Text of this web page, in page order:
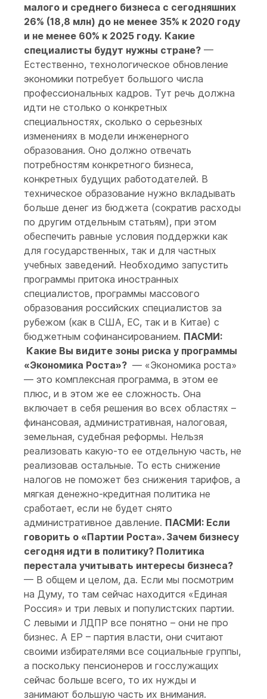
малого и среднего бизнеса с сегодняшних
26% (18,8 млн) до не менее 35% к 2020 году
и не менее 60% к 2025 году. Какие
специалисты будут нужны стране? —
Естественно, технологическое обновление
экономики потребует большого числа
профессиональных кадров. Тут речь должна
идти не столько о конкретных
специальностях, сколько о серьезных
изменениях в модели инженерного
образования. Оно должно отвечать
потребностям конкретного бизнеса,
конкретных будущих работодателей. В
техническое образование нужно вкладывать
больше денег из бюджета (сократив расходы
по другим отдельным статьям), при этом
обеспечить равные условия поддержки как
для государственных, так и для частных
учебных заведений. Необходимо запустить
программы притока иностранных
специалистов, программы массового
образования российских специалистов за
рубежом (как в США, ЕС, так и в Китае) с
бюджетным софинансированием. ПАСМИ:
Какие Вы видите зоны риска у программы
«Экономика Роста»? — «Экономика роста»
— это комплексная программа, в этом ее
плюс, и в этом же ее сложность. Она
включает в себя решения во всех областях –
финансовая, административная, налоговая,
земельная, судебная реформы. Нельзя
реализовать какую-то ее отдельную часть, не
реализовав остальные. То есть снижение
налогов не поможет без снижения тарифов, а
мягкая денежно-кредитная политика не
сработает, если не будет снято
административное давление. ПАСМИ: Если
говорить о «Партии Роста». Зачем бизнесу
сегодня идти в политику? Политика
перестала учитывать интересы бизнеса?
— В общем и целом, да. Если мы посмотрим
на Думу, то там сейчас находится «Единая
Россия» и три левых и популистских партии.
С левыми и ЛДПР все понятно – они не про
бизнес. А ЕР – партия власти, они считают
своими избирателями все социальные группы,
а поскольку пенсионеров и госслужащих
сейчас больше всего, то их нужды и
занимают большую часть их внимания.